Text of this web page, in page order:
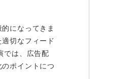
になってきま
切なフィード
では、広告配
ポイントにつ